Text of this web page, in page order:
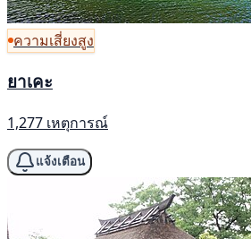
ความเสี่ยงสูง
ยาเคะ
1,277 เหตุการณ์
แจ้งเตือน